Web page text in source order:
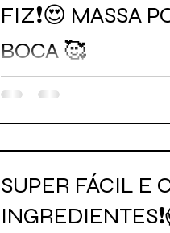
FIZ❗😍 MASSA
BOCA 🥰
SUPER FÁCIL E